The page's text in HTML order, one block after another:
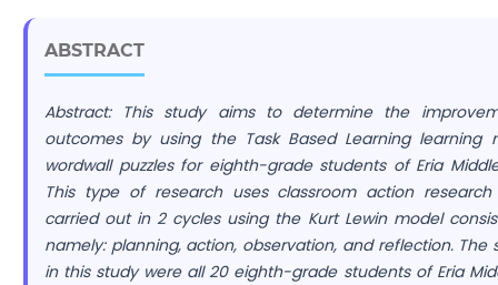
ABSTRACT
Abstract: This study aims to determine the
outcomes by using the Task Based Learning learning
wordwall puzzles for eighth-grade students of Eria
This type of research uses classroom action research
carried out in 2 cycles using the Kurt Lewin model
namely: planning, action, observation, and reflection. The
in this study were all 20 eighth-grade students of Eria